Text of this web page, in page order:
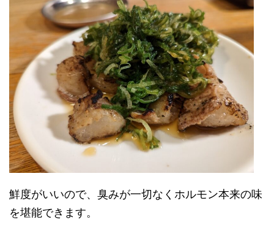
鮮度がいいので、臭みが一切なくホルモン本来の味
を堪能できます。